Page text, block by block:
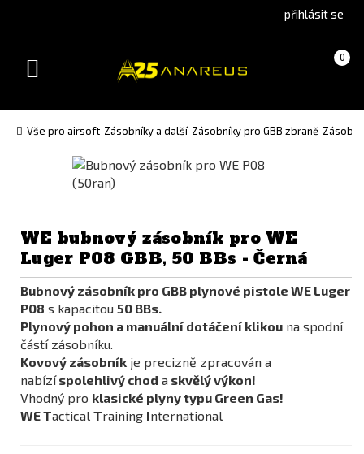
version(Slovak)
přihlásit se
Košík 0
(prázdný)
Toggle
Vše pro airsoft Zásobníky a další Zásobníky pro GBB zbraně
WE bubnový zásobník pro WE
Luger P08 GBB, 50 BBs - Černá
Bubnový zásobník pro GBB plynové pistole WE Luger
P08 s kapacitou 50 BBs.
Plynový pohon a manuální dotáčení klikou na spodní
částí zásobníku.
Kovový zásobník je precizně zpracován a
nabízíspolehlivý chod a skvělý výkon!
Vhodný pro klasické plyny typu Green Gas!
WETactical Training International